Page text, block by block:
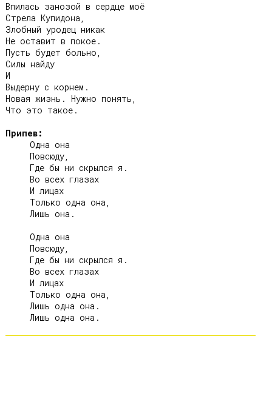
Впилась занозой в сердце моё
Стрела Купидона,
Злобный уродец никак
Не оставит в покое.
Пусть будет больно,
Силы найду
И
Выдерну с корнем.
Новая жизнь. Нужно понять,
Что это такое.
Припев: